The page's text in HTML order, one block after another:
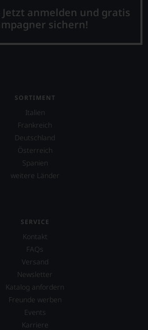
anmelden und gratis
sichern!
SORTIMENT
Italien
Frankreich
Deutschland
Österreich
Spanien
weitere Länder
SERVICE
Kontakt
FAQs
Versand
Newsletter
Katalog anfordern
Freunde werben
Events
Karriere